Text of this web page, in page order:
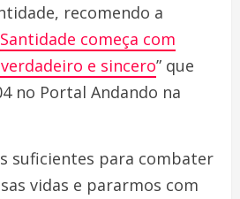
recomendo a
Santidade começa com
e sincero” que
no Portal Andando na
suficientes para combater
vidas e pararmos com